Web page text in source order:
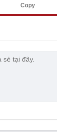
Copy